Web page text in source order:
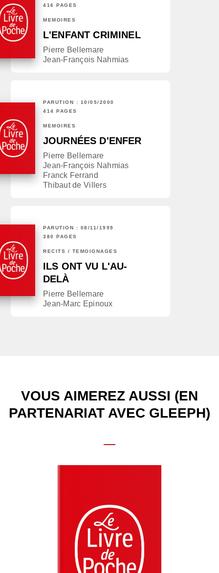
416 PAGES
MÉMOIRES
L'ENFANT CRIMINEL
Pierre Bellemare
Jean-François Nahmias
PARUTION : 10/05/2000
414 PAGES
MÉMOIRES
JOURNÉES D'ENFER
Pierre Bellemare
Jean-François Nahmias
Franck Ferrand
Thibaut de Villers
PARUTION : 08/11/1999
380 PAGES
RÉCITS / TÉMOIGNAGES
ILS ONT VU L'AU-
DELÀ
Pierre Bellemare
Jean-Marc Epinoux
VOUS AIMEREZ AUSSI (EN
PARTENARIAT AVEC GLEEPH)